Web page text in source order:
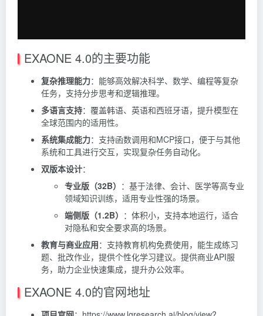
EXAONE 4.0的主要功能
复杂推理能力：能够高效解决科学、数学、编程等复杂
任务，支持分步思考和逻辑推理。
多语言支持：覆盖韩语、英语和西班牙语，提升模型在
全球范围内的适用性。
系统集成能力：支持函数调用和MCP接口，便于与其他
系统和工具进行交互，实现复杂任务自动化。
双版本设计：
专业版（32B） ：基于法律、会计、医学等高专业
领域知识训练，适用专业性强的场景。
端侧版（1.2B） ：体积小，支持本地运行，适合
对隐私和安全要求高的场景。
教育与商业应用：支持教育机构免费使用，能生成练习
题、批改作业，提供个性化学习建议。提供商业API服
务，助力企业快速集成，提升办公效率。
EXAONE 4.0的官网地址